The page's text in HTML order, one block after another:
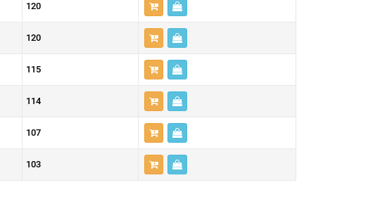
120
120
115
114
107
103